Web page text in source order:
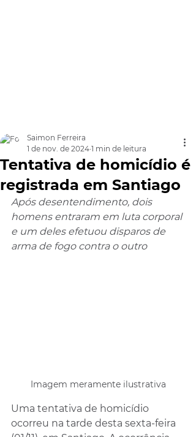
Tentativa de homicídio é
registrada em Santiago
Saimon Ferreira
1 de nov. de 2024 1 min de leitura
Após desentendimento, dois
homens entraram em luta corporal
e um deles efetuou disparos de
arma de fogo contra o outro
Imagem meramente ilustrativa
Uma tentativa de homicídio
ocorreu na tarde desta sexta-feira